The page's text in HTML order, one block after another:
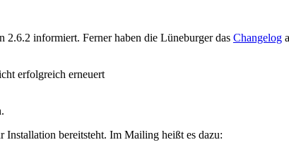
informiert. Ferner haben die Lüneburger das Changelog
erfolgreich erneuert
Installation bereitsteht. Im Mailing heißt es dazu: